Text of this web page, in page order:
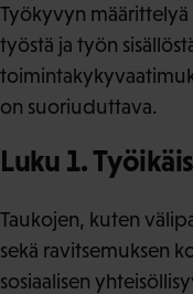
Työkyvyn
työstä ja työn
on suoriuduttava.
Luku 1.
Taukojen, kuten
sekä ravitsemuksen
sosiaalisen